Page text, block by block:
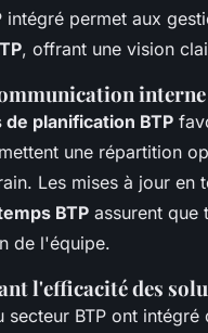
intégré permet aux
, offrant une vision
interne
de planification BTP
une répartition
Les mises à jour
BTP assurent que
de l'équipe.
l'efficacité des
secteur BTP ont intégré